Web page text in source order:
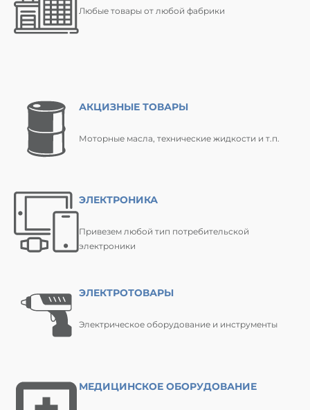
Любые товары от любой фабрики
АКЦИЗНЫЕ ТОВАРЫ
Моторные масла, технические жидкости и т.п.
ЭЛЕКТРОНИКА
Привезем любой тип потребительской
электроники
ЭЛЕКТРОТОВАРЫ
Электрическое оборудование и инструменты
МЕДИЦИНСКОЕ ОБОРУДОВАНИЕ